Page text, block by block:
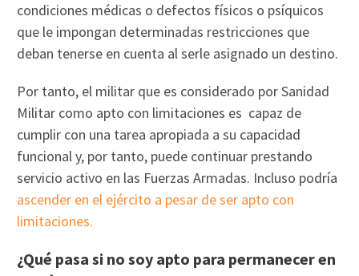
condiciones médicas o defectos físicos o psíquicos
que le impongan determinadas restricciones que
deban tenerse en cuenta al serle asignado un destino.
Por tanto, el militar que es considerado por Sanidad
Militar como apto con limitaciones es capaz de
cumplir con una tarea apropiada a su capacidad
funcional y, por tanto, puede continuar prestando
servicio activo en las Fuerzas Armadas. Incluso podría
ascender en el ejército a pesar de ser apto con
limitaciones.
¿Qué pasa si no soy apto para permanecer en